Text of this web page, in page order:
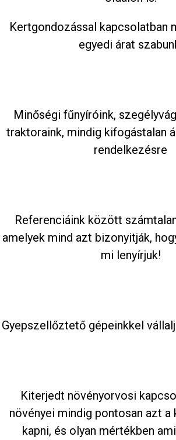
Kertgondozással kapcsolatban
egyedi árat
Minőségi fűnyíróink,
traktoraink, mindig kifogástalan
rendelkezésre
Referenciáink között
amelyek mind azt bizonyitják,
mi lenyírjuk!
Gyepszellőztető gépeinkkel
Kiterjedt növényorvosi
növényei mindig pontosan azt
kapni, és olyan mértékben